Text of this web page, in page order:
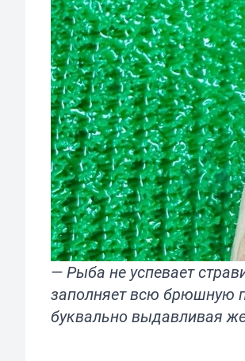
— Рыба не успевает
заполняет всю брюшную
буквально выдавливая